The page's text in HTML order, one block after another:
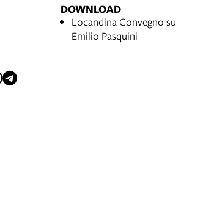
DOWNLOAD
Locandina Convegno su
Emilio Pasquini